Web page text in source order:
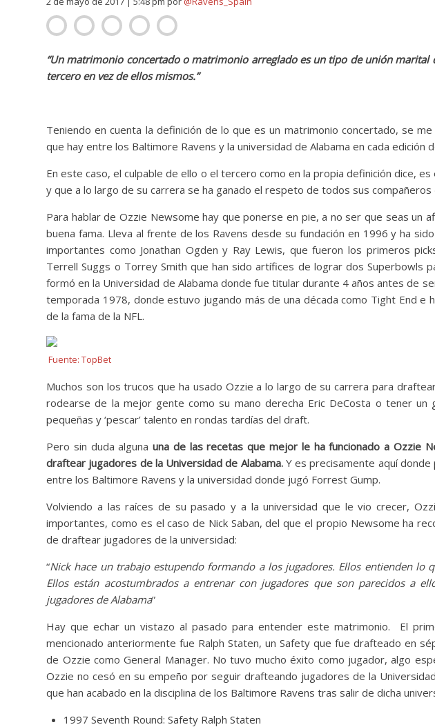
“Un matrimonio concertado o matrimonio arreglado es un tipo de unión marital
tercero en vez de ellos mismos.”
Teniendo en cuenta la definición de lo que es un matrimonio concertado, se
que hay entre los Baltimore Ravens y la universidad de Alabama en cada edición
En este caso, el culpable de ello o el tercero como en la propia definición dice,
y que a lo largo de su carrera se ha ganado el respeto de todos sus compañeros
Para hablar de Ozzie Newsome hay que ponerse en pie, a no ser que seas un
buena fama. Lleva al frente de los Ravens desde su fundación en 1996 y ha
importantes como Jonathan Ogden y Ray Lewis, que fueron los primeros
Terrell Suggs o Torrey Smith que han sido artífices de lograr dos Superbowls
formó en la Universidad de Alabama donde fue titular durante 4 años antes de
temporada 1978, donde estuvo jugando más de una década como Tight End e
de la fama de la NFL.
Fuente: TopBet
Muchos son los trucos que ha usado Ozzie a lo largo de su carrera para
rodearse de la mejor gente como su mano derecha Eric DeCosta o tener un
pequeñas y ‘pescar’ talento en rondas tardías del draft.
Pero sin duda algunauna de las recetas que mejor le ha funcionado a Ozzie
draftear jugadores de la Universidad de Alabama.Y es precisamente aquí
entre los Baltimore Ravens y la universidad donde jugó Forrest Gump.
Volviendo a las raíces de su pasado y a la universidad que le vio crecer,
importantes, como es el caso de Nick Saban, del que el propio Newsome ha
de draftear jugadores de la universidad:
“Nick hace un trabajo estupendo formando a los jugadores. Ellos entienden lo
Ellos están acostumbrados a entrenar con jugadores que son parecidos a
jugadores de Alabama”
Hay que echar un vistazo al pasado para entender este matrimonio. El
mencionado anteriormente fue Ralph Staten, un Safety que fue drafteado en
de Ozzie como General Manager. No tuvo mucho éxito como jugador, algo
Ozzie no cesó en su empeño por seguir drafteando jugadores de la
que han acabado en la disciplina de los Baltimore Ravens tras salir de dicha
1997 Seventh Round: Safety Ralph Staten